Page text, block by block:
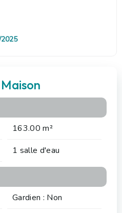
163.00 m²
1 salle d'eau
Gardien : Non